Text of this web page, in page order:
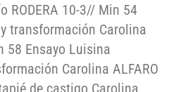
RODERA 10-3// Min 54
transformación Carolina
58 Ensayo Luisina
Carolina ALFARO
de castigo Carolina